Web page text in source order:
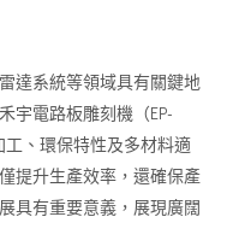
達系統等領域具有關鍵地
宇電路板雕刻機（EP-
工、環保特性及多材料適
提升生產效率，還確保產
具有重要意義，展現廣闊